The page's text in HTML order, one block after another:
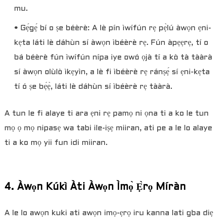
mu.
• Gẹ́gẹ́ bí o ṣe béèrè: A lè pín ìwífún rẹ pẹ̀lú àwọn ẹni-
kẹta láti lè dáhùn sí àwọn ìbéèrè rẹ. Fún àpẹẹrẹ, tí o
bá béèrè fún ìwífún nípa iye owó ọjà tí a kò tà tààrà
sí àwọn olùlò ìkẹyìn, a lè fi ìbéèrè rẹ ránṣẹ́ sí ẹni-kẹta
tí ó ṣe bẹ́ẹ̀, láti lè dáhùn sí ìbéèrè rẹ tààrà.
A tun le fi alaye ti ara ẹni rẹ pamọ ni ọna ti a ko le tun
mọ ọ mọ nipasẹ wa tabi ile-iṣẹ miiran, ati pe a le lo alaye
ti a ko mọ yii fun idi miiran.
4. Àwọn Kúkì Àti Àwọn Ìmọ̀ Ẹ̀rọ Míràn
A le lo awọn kuki ati awọn imọ-ẹrọ iru kanna lati gba diẹ